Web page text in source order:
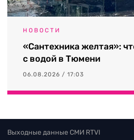
НОВОСТИ
«Сантехника желтая»:
с водой в Тюмени
06.08.2026 / 17:03
Выходные данные СМИ RTVI